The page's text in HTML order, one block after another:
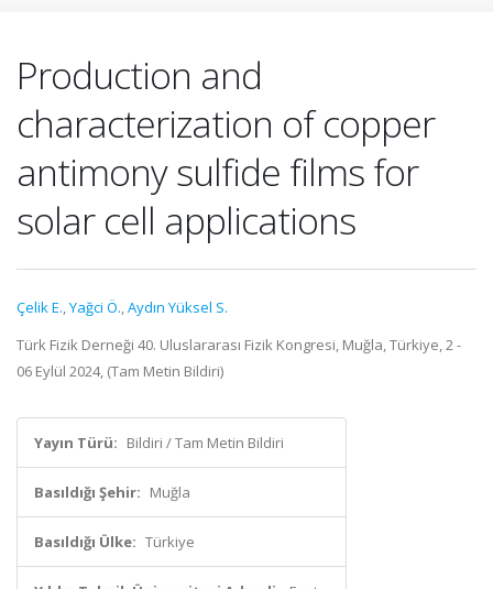
Production and
characterization of copper
antimony sulfide films for
solar cell applications
Çelik E.,Yağci Ö.,Aydın Yüksel S.
Türk Fizik Derneği 40. Uluslararası Fizik Kongresi, Muğla, Türkiye, 2 -
06 Eylül 2024, (Tam Metin Bildiri)
Yayın Türü: Bildiri / Tam Metin Bildiri
Basıldığı Şehir: Muğla
Basıldığı Ülke: Türkiye